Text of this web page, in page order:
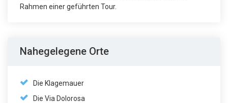
Rahmen einer geführten Tour.
Nahegelegene Orte
Die Klagemauer
Die Via Dolorosa